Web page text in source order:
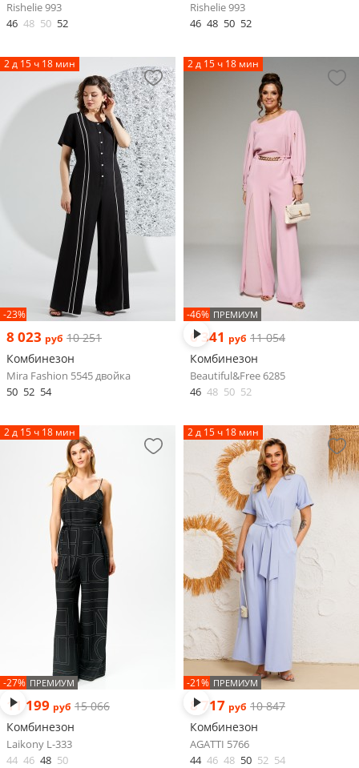
Rishelie 993
46 48 50 52
Rishelie 993
46 48 50 52
2 д 15 ч 18 мин
-23%
8 023 руб 10 251
Комбинезон
Mira Fashion 5545 двойка
50 52 54
2 д 15 ч 18 мин
-46% ПРЕМИУМ
6 341 руб 11 054
Комбинезон
Beautiful&Free 6285
46 48 50 52
2 д 15 ч 18 мин
-27% ПРЕМИУМ
11 199 руб 15 066
Комбинезон
Laikony L-333
44 46 48 50
2 д 15 ч 18 мин
-21% ПРЕМИУМ
8 717 руб 10 847
Комбинезон
AGATTI 5766
44 46 48 50 52 54